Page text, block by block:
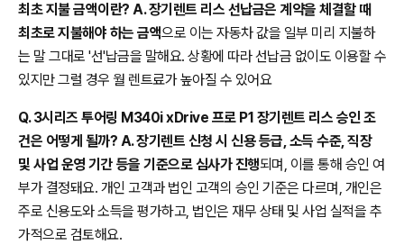
최초 지불 금액이란? A. 장기렌트 리스 선납금은 계약을 체결할 때
최초로 지불해야 하는 금액으로 이는 자동차 값을 일부 미리 지불하
는 말 그대로 '선'납금을 말해요. 상황에 따라 선납금 없이도 이용할 수
있지만 그럴 경우 월 렌트료가 높아질 수 있어요
Q. 3시리즈 투어링 M340i xDrive 프로 P1 장기렌트 리스 승인 조
건은 어떻게 될까? A. 장기렌트 신청 시 신용 등급, 소득 수준, 직장
및 사업 운영 기간 등을 기준으로 심사가 진행되며, 이를 통해 승인 여
부가 결정돼요. 개인 고객과 법인 고객의 승인 기준은 다르며, 개인은
주로 신용도와 소득을 평가하고, 법인은 재무 상태 및 사업 실적을 추
가적으로 검토해요.